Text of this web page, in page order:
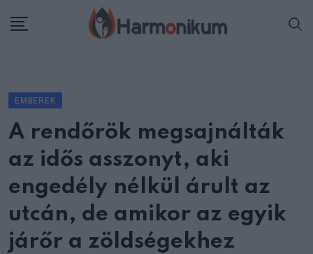
EMBEREK
A rendőrök megsajnálták
az idős asszonyt, aki
engedély nélkül árult az
utcán, de amikor az egyik
járőr a zöldségekhez